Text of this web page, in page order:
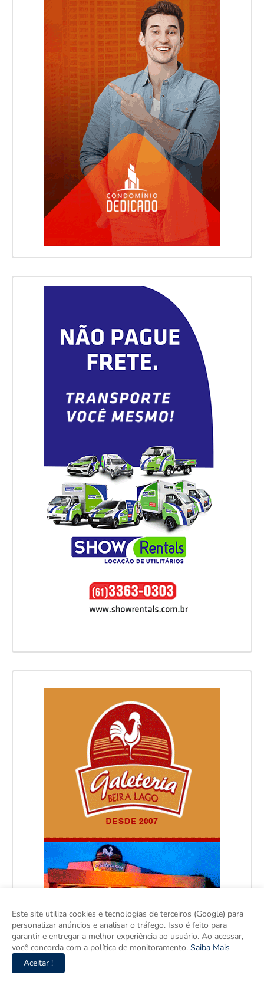
Este site utiliza cookies e tecnologias de terceiros (Google) para
personalizar anúncios e analisar o tráfego. Isso é feito para
garantir e entregar a melhor experiência ao usuário. Ao acessar,
você concorda com a política de monitoramento. Saiba Mais
Aceitar !